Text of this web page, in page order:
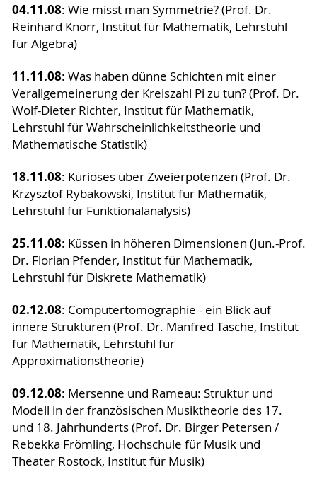
04.11.08: Wie misst man Symmetrie? (Prof. Dr.
Reinhard Knörr, Institut für Mathematik, Lehrstuhl
für Algebra)
11.11.08: Was haben dünne Schichten mit einer
Verallgemeinerung der Kreiszahl Pi zu tun? (Prof. Dr.
Wolf-Dieter Richter, Institut für Mathematik,
Lehrstuhl für Wahrscheinlichkeitstheorie und
Mathematische Statistik)
18.11.08: Kurioses über Zweierpotenzen (Prof. Dr.
Krzysztof Rybakowski, Institut für Mathematik,
Lehrstuhl für Funktionalanalysis)
25.11.08: Küssen in höheren Dimensionen (Jun.-Prof.
Dr. Florian Pfender, Institut für Mathematik,
Lehrstuhl für Diskrete Mathematik)
02.12.08: Computertomographie - ein Blick auf
innere Strukturen (Prof. Dr. Manfred Tasche, Institut
für Mathematik, Lehrstuhl für
Approximationstheorie)
09.12.08: Mersenne und Rameau: Struktur und
Modell in der französischen Musiktheorie des 17.
und 18. Jahrhunderts (Prof. Dr. Birger Petersen /
Rebekka Frömling, Hochschule für Musik und
Theater Rostock, Institut für Musik)